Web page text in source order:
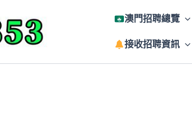
澳門招聘總覽
接收招聘資訊